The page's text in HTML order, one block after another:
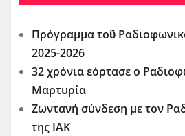
Πρόγραμμα τοῦ
2025-2026
32 χρόνια εόρτασε ο
Μαρτυρία
Ζωντανή σύνδεση με τον
της ΙΑΚ